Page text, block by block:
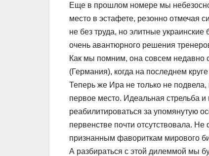
Еще в прошлом номере мы
место в эстафете, резонно отмечая
не без труда, но элитные
очень авантюрного решения
Как мы помним, она совсем недавно
(Германия), когда на последнем
Теперь же Ира не только не подвела,
первое место. Идеальная стрельба
реабилитироваться за упомянутую
первенстве почти отсутствовала.
признанным фавориткам мирового
А разбираться с этой дилеммой мы